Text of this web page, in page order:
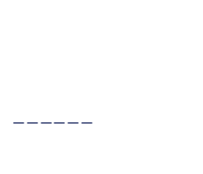
ーーーーーー